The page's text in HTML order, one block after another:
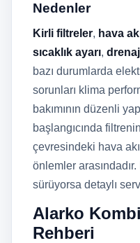
Nedenler
Kirli filtreler, hava
sıcaklık ayarı, drenaj
bazı durumlarda
sorunları klima
bakımının düzenli
başlangıcında
çevresindeki hava
önlemler
sürüyorsa detaylı
Alarko
Rehberi